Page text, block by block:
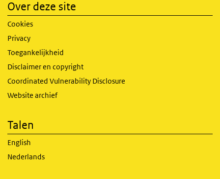
Over deze site
Cookies
Privacy
Toegankelijkheid
Disclaimer en copyright
Coordinated Vulnerability Disclosure
Website archief
Talen
English
Nederlands